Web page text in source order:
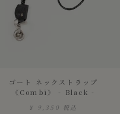
ゴート ネックストラップ
《Combi》 - Black -
¥ 9,350 税込